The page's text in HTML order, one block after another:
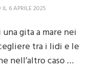
IL 6 APRILE 2025
gita a mare nei
tra i lidi e le
nell’altro caso …